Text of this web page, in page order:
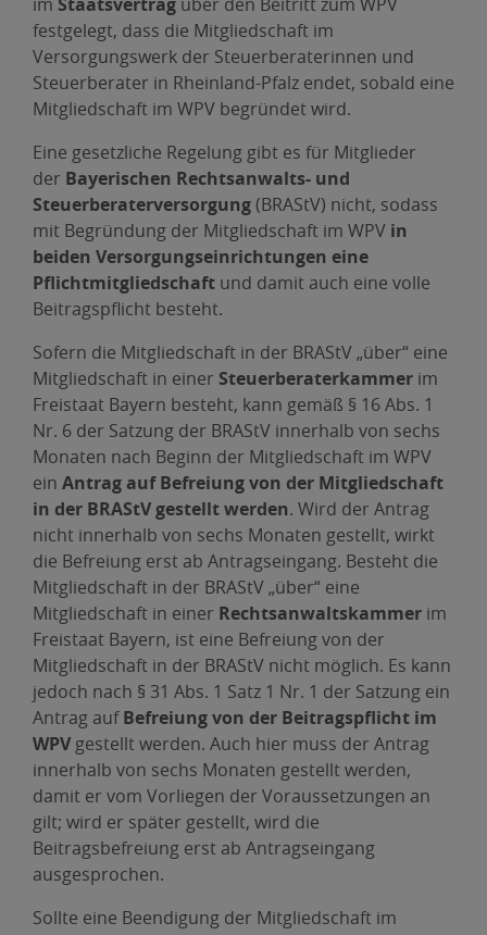
festgelegt, dass die Mitgliedschaft im
Versorgungswerk der Steuerberaterinnen und
Steuerberater in Rheinland-Pfalz endet, sobald eine
Mitgliedschaft im WPV begründet wird.
Eine gesetzliche Regelung gibt es für Mitglieder
der Bayerischen Rechtsanwalts- und
Steuerberaterversorgung(BRAStV) nicht, sodass
mit Begründung der Mitgliedschaft im WPV in
beiden Versorgungseinrichtungen eine
Pflichtmitgliedschaft und damit auch eine volle
Beitragspflicht besteht.
Sofern die Mitgliedschaft in der BRAStV „über“ eine
Mitgliedschaft in einer Steuerberaterkammer im
Freistaat Bayern besteht, kann gemäß § 16 Abs. 1
Nr. 6 der Satzung der BRAStV innerhalb von sechs
Monaten nach Beginn der Mitgliedschaft im WPV
ein Antrag auf Befreiung von der Mitgliedschaft
in der BRAStV gestellt werden. Wird der Antrag
nicht innerhalb von sechs Monaten gestellt, wirkt
die Befreiung erst ab Antragseingang. Besteht die
Mitgliedschaft in der BRAStV „über“ eine
Mitgliedschaft in einer Rechtsanwaltskammer im
Freistaat Bayern, ist eine Befreiung von der
Mitgliedschaft in der BRAStV nicht möglich. Es kann
jedoch nach § 31 Abs. 1 Satz 1 Nr. 1 der Satzung ein
Antrag aufBefreiung von der Beitragspflicht im
WPV gestellt werden. Auch hier muss der Antrag
innerhalb von sechs Monaten gestellt werden,
damit er vom Vorliegen der Voraussetzungen an
gilt; wird er später gestellt, wird die
Beitragsbefreiung erst ab Antragseingang
ausgesprochen.
Sollte eine Beendigung der Mitgliedschaft im